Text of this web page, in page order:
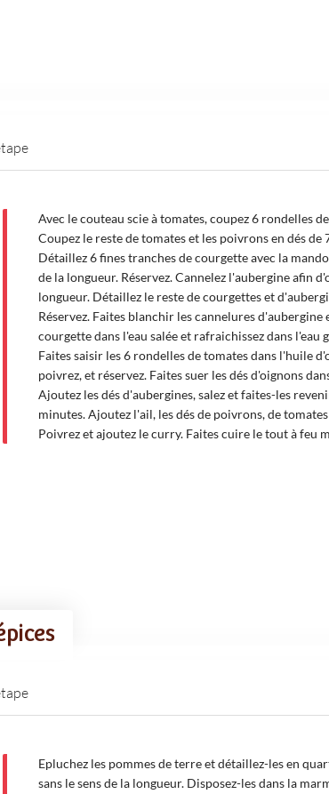
Avec le couteau scie à tomates, coupez 6 rondelles
Coupez le reste de tomates et les poivrons en dés de
Détaillez 6 fines tranches de courgette avec la
de la longueur. Réservez. Cannelez l'aubergine afin
longueur. Détaillez le reste de courgettes et
Réservez. Faites blanchir les cannelures d'aubergine
courgette dans l'eau salée et rafraichissez dans l'eau
Faites saisir les 6 rondelles de tomates dans l'huile
poivrez, et réservez. Faites suer les dés d'oignons
Ajoutez les dés d'aubergines, salez et faites-les
minutes. Ajoutez l'ail, les dés de poivrons, de
Poivrez et ajoutez le curry. Faites cuire le tout à feu
Epluchez les pommes de terre et détaillez-les en
sans le sens de la longueur. Disposez-les dans la